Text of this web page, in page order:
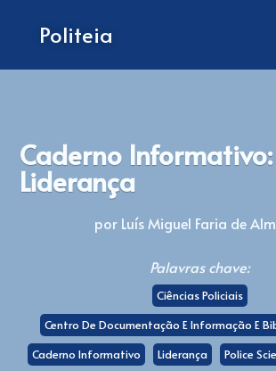
Politeia
Caderno Informativo:
Liderança
por Luís Miguel Faria de
Palavras chave:
Ciências Policiais
Centro De Documentação E Informação E
Caderno Informativo
Liderança Police